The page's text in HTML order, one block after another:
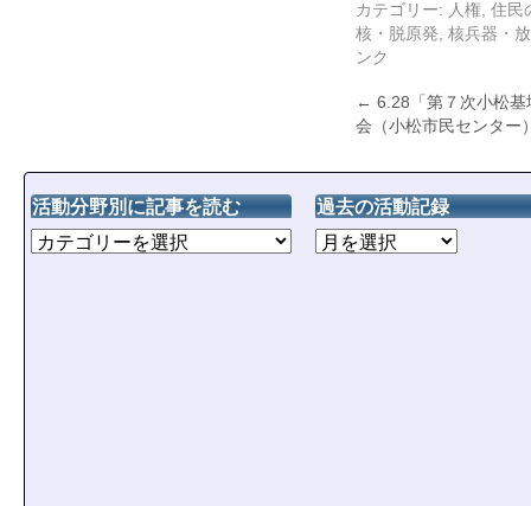
カテゴリー: 人権 住民
核・脱原発 核兵器・
ンク
← 6.28「第７次小松
会（小松市民センター
活動分野別に記事を読む 過去の活動記録